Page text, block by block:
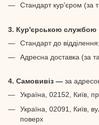
Стандарт кур'єром (за
3. Кур'єрською службою
Стандарт до відділення;
Адресна доставка (за
4. Самовивіз — за
Україна, 02152, Київ,
Україна, 02091, Київ,
поверх